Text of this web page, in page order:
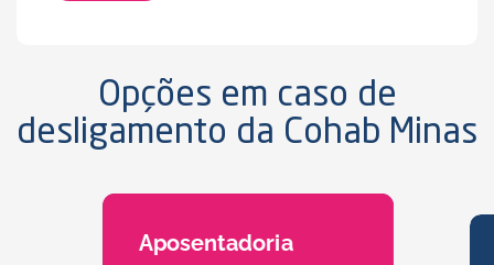
Opções em caso de
desligamento da Cohab Minas
Aposentadoria